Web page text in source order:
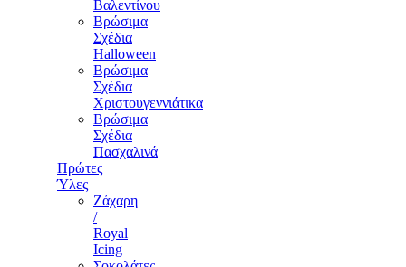
Βαλεντίνου
Βρώσιμα
Σχέδια
Halloween
Βρώσιμα
Σχέδια
Χριστουγεννιάτικα
Βρώσιμα
Σχέδια
Πασχαλινά
Πρώτες
Ύλες
Ζάχαρη
/
Royal
Icing